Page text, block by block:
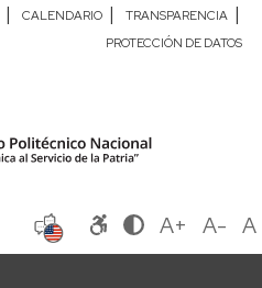
| CALENDARIO | TRANSPARENCIA |
PROTECCIÓN DE DATOS
A+ A- A